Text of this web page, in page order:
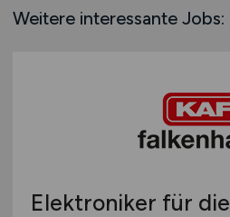
Zugbegleitung
Schweiz
Weitere interessante Jobs:
Elektroniker für die